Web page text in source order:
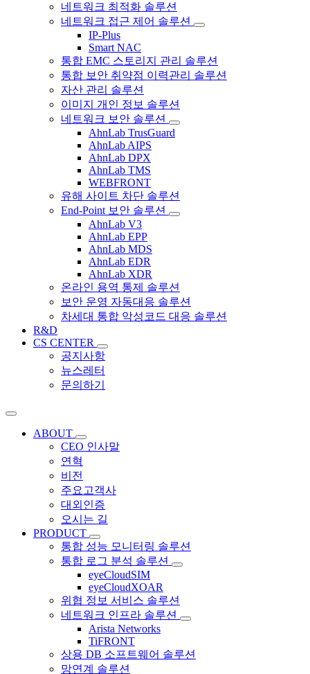
네트워크 최적화 솔루션
네트워크 접근 제어 솔루션
IP-Plus
Smart NAC
통합 EMC 스토리지 관리 솔루션
통합 보안 취약점 이력관리 솔루션
자산 관리 솔루션
이미지 개인 정보 솔루션
네트워크 보안 솔루션
AhnLab TrusGuard
AhnLab AIPS
AhnLab DPX
AhnLab TMS
WEBFRONT
유해 사이트 차단 솔루션
End-Point 보안 솔루션
AhnLab V3
AhnLab EPP
AhnLab MDS
AhnLab EDR
AhnLab XDR
온라인 용역 통제 솔루션
보안 운영 자동대응 솔루션
차세대 통합 악성코드 대응 솔루션
R&D
CS CENTER
공지사항
뉴스레터
문의하기
ABOUT
CEO 인사말
연혁
비전
주요고객사
대외인증
오시는 길
PRODUCT
통합 성능 모니터링 솔루션
통합 로그 분석 솔루션
eyeCloudSIM
eyeCloudXOAR
위협 정보 서비스 솔루션
네트워크 인프라 솔루션
Arista Networks
TiFRONT
상용 DB 소프트웨어 솔루션
망연계 솔루션